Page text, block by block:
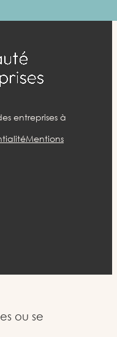
entreprises à
Mentions
ou se